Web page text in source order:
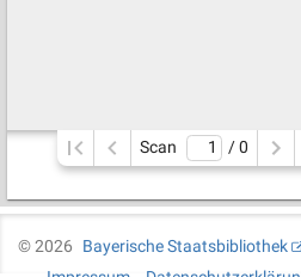
Scan / 0
©2026
Bayerische Staatsbibliothek